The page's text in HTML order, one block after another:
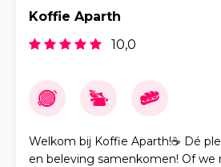
Koffie Aparth
10,0
Welkom bij Koffie Aparth!☕ Dé
en beleving samenkomen! Of we